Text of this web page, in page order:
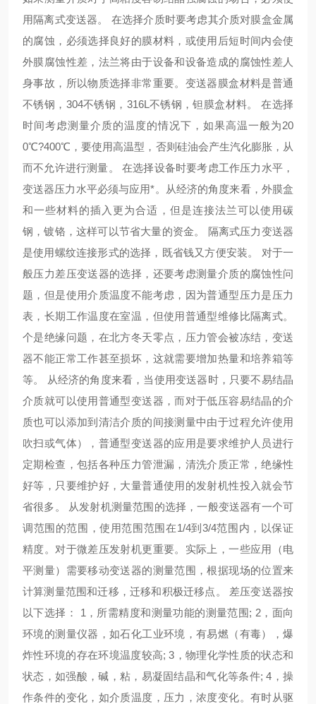
用隔离式变送器。 在选择介质时要考虑其介质对膜盒金属
的腐蚀，必须选择良好的膜材料，或使用后短时间内会使
外膜腐蚀性差，法兰将由于设备和设备造成的腐蚀性差人
身事故，所以物质选择非常重要。变送器膜盒材料是普通
不锈钢，304不锈钢，316L不锈钢，钽膜盒材料。 在选择
时间考虑测量介质的温度的情况下，如果高温一般为20
0℃?400℃，要使用高温型，否则硅油会产生汽化膨胀，从
而不允许进行测量。 在选择设备时要考虑工作压力水平，
变送器压力水平必须与应用*。从经济的角度来看，外膜盒
和一些材料的插入更为合适，但是连接法兰可以使用碳
钢，镀铬，这样可以节省大量的资金。 隔离式压力变送器
是使用螺纹连接形式的选择，既省钱又方便安装。 对于一
般压力差压变送器的选择，还要考虑测量介质的腐蚀性问
题，但是使用介质温度不能考虑，因为普通型压力是压力
表，长期工作温度在室温，但使用普通型维修比隔离式。
个是绝缘问题，在北方冬天零点，压力管会被冻结，变送
器不能正常工作甚至损坏，这就需要增加热量和培养箱等
等。 从经济的角度来看，当使用变送器时，只要不易结晶
介质就可以使用普通型变送器，而对于低压容易结晶的介
质也可以添加到清洁介质的间接测量中由于过程允许使用
吹扫或气体），普通型变送器的应用是要求维护人员进行
定期检查，包括各种压力管泄漏，清洗介质正常，绝缘性
好等，只要维护好，大量普通使用的发射机性投入就会节
省很多。 从发射机测量范围的选择，一般变送器有一个可
调范围的范围，使用范围范围在1/4到3/4范围内，以保证
精度。对于微差压发射机更重要。实际上，一些应用（电
平测量）需要移动变送器的测量范围，根据现场的位置来
计算测量范围和迁移，迁移和积极迁移点。 差压变送器按
以下选择： 1，所需精度和测量功能的测量范围; 2，面向
环境的测量仪器，如石化工业环境，有易燃（有毒），爆
炸性环境的存在环境温度较高; 3，物理化学性质的状态和
状态，如强酸，碱，粘，易凝固结晶和气化等条件; 4，操
作条件的变化，如介质温度，压力，浓度变化。有时从驱